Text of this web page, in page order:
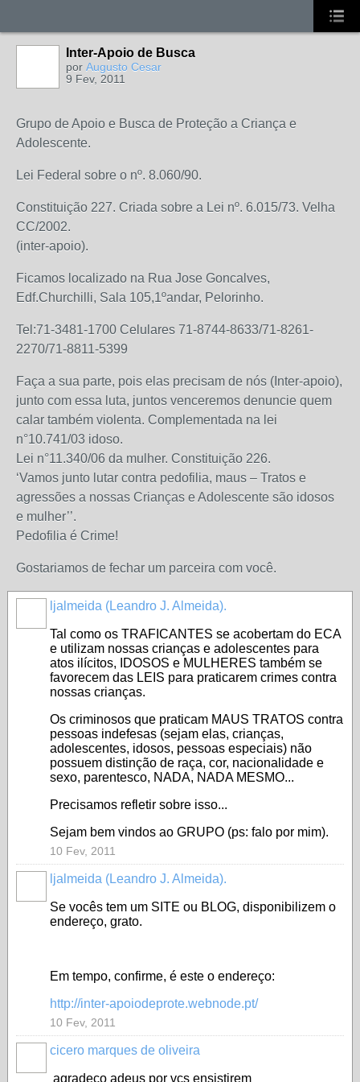
Inter-Apoio de Busca
por Augusto Cesar
9 Fev, 2011
Grupo de Apoio e Busca de Proteção a Criança e
Adolescente.
Lei Federal sobre o nº. 8.060/90.
Constituição 227. Criada sobre a Lei nº. 6.015/73. Velha
CC/2002.
(inter-apoio).
Ficamos localizado na Rua Jose Goncalves,
Edf.Churchilli, Sala 105,1ºandar, Pelorinho.
Tel:71-3481-1700 Celulares 71-8744-8633/71-8261-
2270/71-8811-5399
Faça a sua parte, pois elas precisam de nós (Inter-apoio),
junto com essa luta, juntos venceremos denuncie quem
calar também violenta. Complementada na lei
n°10.741/03 idoso.
Lei n°11.340/06 da mulher. Constituição 226.
‘Vamos junto lutar contra pedofilia, maus – Tratos e
agressões a nossas Crianças e Adolescente são idosos
e mulher’’.
Pedofilia é Crime!
Gostariamos de fechar um parceira com você.
ljalmeida (Leandro J. Almeida).
Tal como os TRAFICANTES se acobertam do ECA
e utilizam nossas crianças e adolescentes para
atos ilícitos, IDOSOS e MULHERES também se
favorecem das LEIS para praticarem crimes contra
nossas crianças.
Os criminosos que praticam MAUS TRATOS contra
pessoas indefesas (sejam elas, crianças,
adolescentes, idosos, pessoas especiais) não
possuem distinção de raça, cor, nacionalidade e
sexo, parentesco, NADA, NADA MESMO...
Precisamos refletir sobre isso...
Sejam bem vindos ao GRUPO (ps: falo por mim).
10 Fev, 2011
ljalmeida (Leandro J. Almeida).
Se vocês tem um SITE ou BLOG, disponibilizem o
endereço, grato.
Em tempo, confirme, é este o endereço:
http://inter-apoiodeprote.webnode.pt/
10 Fev, 2011
cicero marques de oliveira
agradeço adeus por vcs ensistirem